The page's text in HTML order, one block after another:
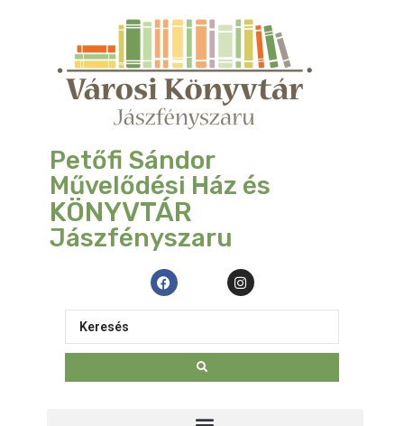
Petőfi Sándor
Művelődési Ház és
KÖNYVTÁR
Jászfényszaru